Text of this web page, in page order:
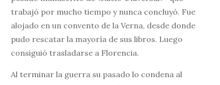
trabajó por mucho tiempo y nunca concluyó. Fue
alojado en un convento de la Verna, desde donde
pudo rescatar la mayoría de sus libros. Luego
consiguió trasladarse a Florencia.
Al terminar la guerra su pasado lo condena al